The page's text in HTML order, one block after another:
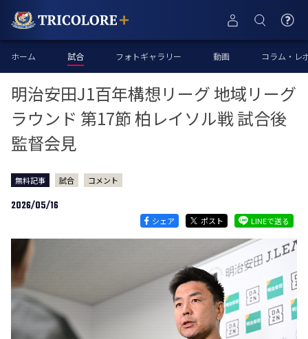
ホーム 試合 フォトギャラリー 動画 コラム・レ
明治安田J1百年構想リーグ 地域リーグ
ラウンド 第17節 柏レイソル戦 試合後
監督会見
無料記事 試合 コメント
2026/05/16
シェア ポスト LINEで送る